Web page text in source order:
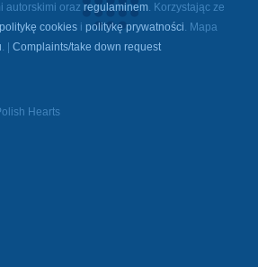
autorskimi oraz regulaminem. Korzystając ze
politykę cookies i politykę prywatności. Mapa
. | Complaints/take down request
Hearts